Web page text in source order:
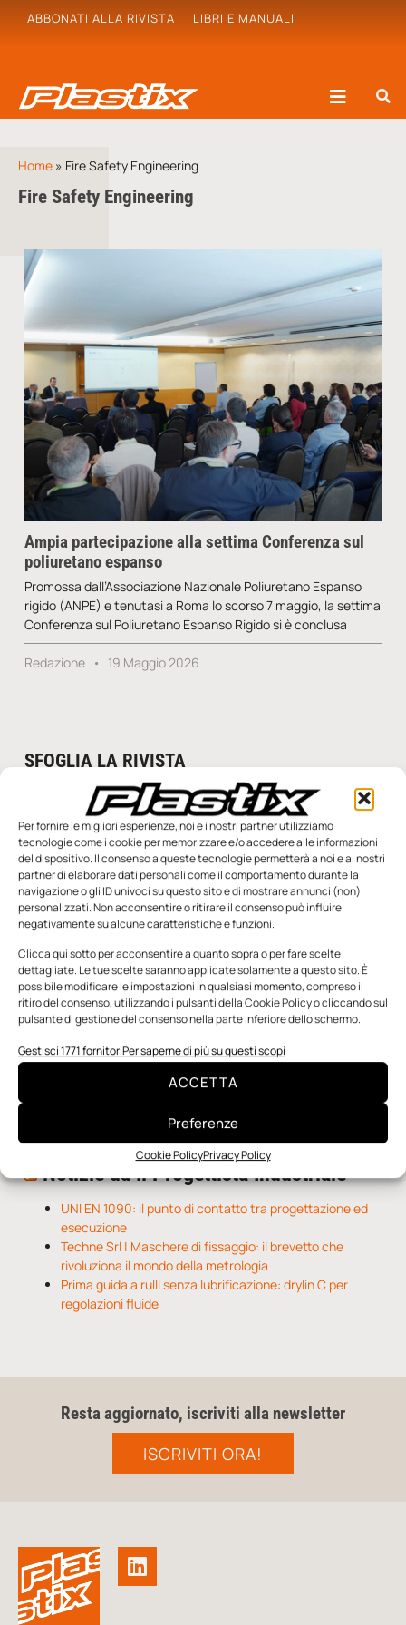
Per fornire le migliori esperienze, noi e i nostri partner utilizziamo
tecnologie come i cookie per memorizzare e/o accedere alle informazioni
del dispositivo. Il consenso a queste tecnologie permetterà a noi e ai nostri
partner di elaborare dati personali come il comportamento durante la
navigazione o gli ID univoci su questo sito e di mostrare annunci (non)
personalizzati. Non acconsentire o ritirare il consenso può influire
negativamente su alcune caratteristiche e funzioni.
Clicca qui sotto per acconsentire a quanto sopra o per fare scelte
dettagliate. Le tue scelte saranno applicate solamente a questo sito. È
possibile modificare le impostazioni in qualsiasi momento, compreso il
ritiro del consenso, utilizzando i pulsanti della Cookie Policy o cliccando sul
pulsante di gestione del consenso nella parte inferiore dello schermo.
Gestisci 1771 fornitoriPer saperne di più su questi scopi
ACCETTA
Preferenze
Cookie PolicyPrivacy Policy
ABBONATI ALLA RIVISTA LIBRI E MANUALI
Home » Fire Safety Engineering
Fire Safety Engineering
Ampia partecipazione alla settima Conferenza sul
poliuretano espanso
Promossa dall’Associazione Nazionale Poliuretano Espanso
rigido (ANPE) e tenutasi a Roma lo scorso 7 maggio, la settima
Conferenza sul Poliuretano Espanso Rigido si è conclusa
Redazione 19 Maggio 2026
SFOGLIA LA RIVISTA
Edicola Web
Notizie da Meccanicanews
Una nuova mano robotica passa da una pinza all’altra
con un singolo motore
Applicazioni della fluidodinamica computazionale (CFD)
Notizie da Il Progettista Industriale
UNI EN 1090: il punto di contatto tra progettazione ed
esecuzione
Techne Srl | Maschere di fissaggio: il brevetto che
rivoluziona il mondo della metrologia
Prima guida a rulli senza lubrificazione: drylin C per
regolazioni fluide
Resta aggiornato, iscriviti alla newsletter
ISCRIVITI ORA!